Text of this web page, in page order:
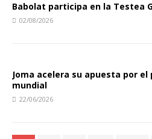
Babolat participa en la Testea
02/08/2026
Joma acelera su apuesta por
mundial
22/06/2026